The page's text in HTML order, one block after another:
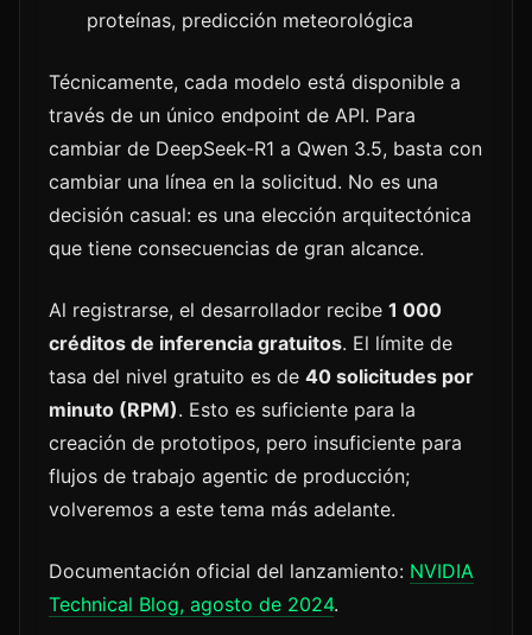
proteínas, predicción meteorológica
Técnicamente, cada modelo está disponible a
través de un único endpoint de API. Para
cambiar de DeepSeek-R1 a Qwen 3.5, basta con
cambiar una línea en la solicitud. No es una
decisión casual: es una elección arquitectónica
que tiene consecuencias de gran alcance.
Al registrarse, el desarrollador recibe 1 000
créditos de inferencia gratuitos. El límite de
tasa del nivel gratuito es de 40 solicitudes por
minuto (RPM). Esto es suficiente para la
creación de prototipos, pero insuficiente para
flujos de trabajo agentic de producción;
volveremos a este tema más adelante.
Documentación oficial del lanzamiento: NVIDIA
Technical Blog, agosto de 2024.